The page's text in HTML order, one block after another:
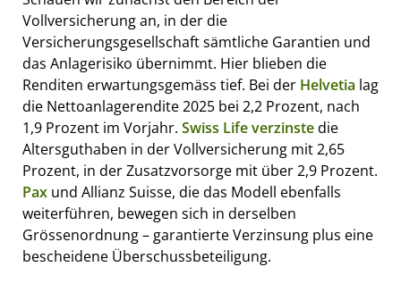
Vollversicherung an, in der die
Versicherungsgesellschaft sämtliche Garantien und
das Anlagerisiko übernimmt. Hier blieben die
Renditen erwartungsgemäss tief. Bei der Helvetia lag
die Nettoanlagerendite 2025 bei 2,2 Prozent, nach
1,9 Prozent im Vorjahr. Swiss Life verzinstedie
Altersguthaben in der Vollversicherung mit 2,65
Prozent, in der Zusatzvorsorge mit über 2,9 Prozent.
Pax und Allianz Suisse, die das Modell ebenfalls
weiterführen, bewegen sich in derselben
Grössenordnung – garantierte Verzinsung plus eine
bescheidene Überschussbeteiligung.